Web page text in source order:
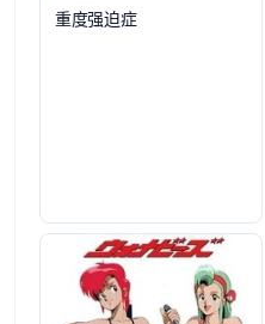
重度强迫症